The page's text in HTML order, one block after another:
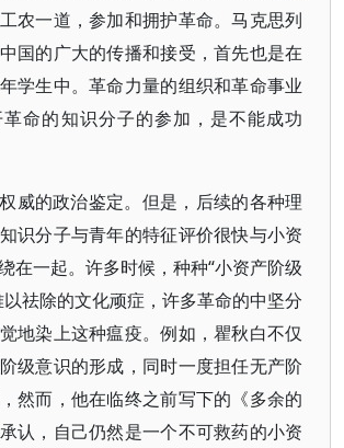
农一道，参加和拥护革命。马克思列
国的广大的传播和接受，首先也是在
学生中。革命力量的组织和革命事业
命的知识分子的参加，是不能成功
威的政治鉴定。但是，后续的各种理
识分子与青年的特征评价很快与小资
在一起。许多时候，种种“小资产阶级
以祛除的文化顽症，许多革命的中坚分
地染上这种瘟疫。例如，瞿秋白不仅
级意识的形成，同时一度担任无产阶
然而，他在临终之前写下的《多余的
认，自己仍然是一个不可救药的小资